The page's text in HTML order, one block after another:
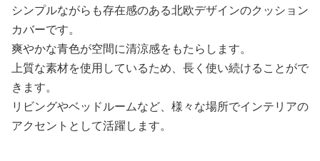
シンプルながらも存在感のある北欧デザインのクッション
カバーです。
爽やかな青色が空間に清涼感をもたらします。
上質な素材を使用しているため、長く使い続けることがで
きます。
リビングやベッドルームなど、様々な場所でインテリアの
アクセントとして活躍します。